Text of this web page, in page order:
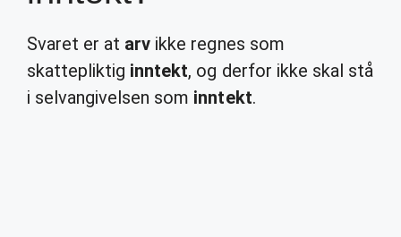
Svaret er at arv ikke regnes som
skattepliktig inntekt, og derfor ikke skal stå
i selvangivelsen som inntekt.